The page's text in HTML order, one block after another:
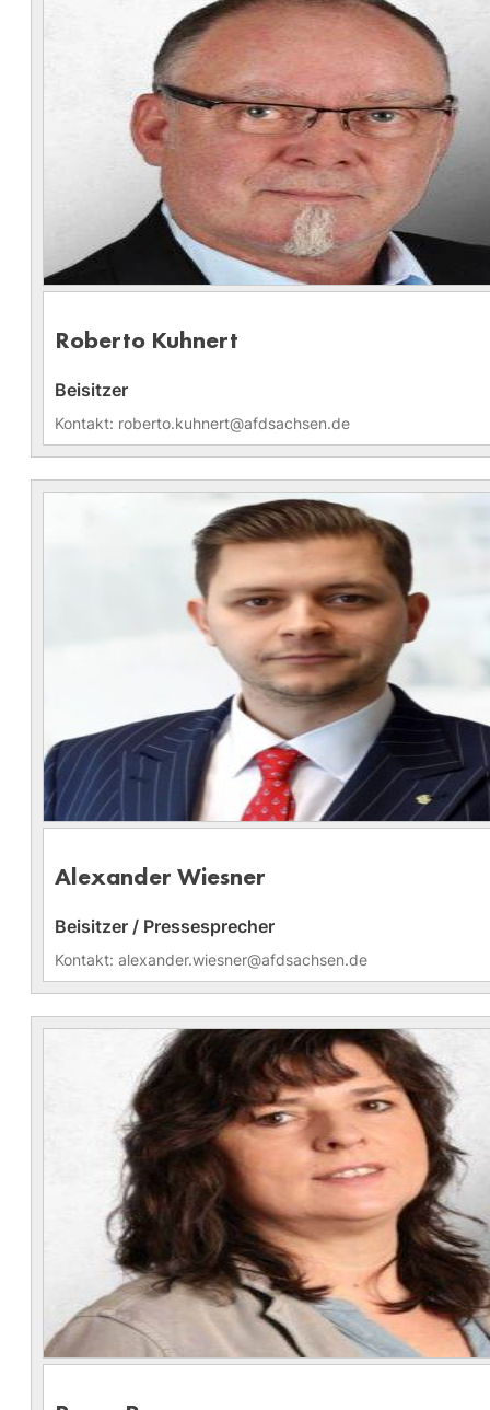
Roberto Kuhnert
Beisitzer
Kontakt: roberto.kuhnert@afdsachsen.de
Alexander Wiesner
Beisitzer / Pressesprecher
Kontakt: alexander.wiesner@afdsachsen.de